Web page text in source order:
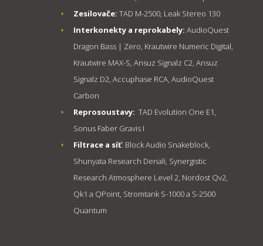
Zesilovače: TAD M-2500, Leak Stereo 130
Interkonekty a reprokabely: AudioQuest
Dragon Bass | Zero, Krautwire Numeric Digital,
Krautwire MAX-S, Ansuz Signalz C2, Ansuz
Signalz D2, Accuphase RCA, AudioQuest
Carbon
Reprosoustavy: TAD Evolution One E1,
Sonus Faber Gravis I
Filtrace a síť: Block Audio Snakeblock,
Shunyata Research Denali, Synergistic
Research Atmosphere Level 2, Nordost Qv2,
Qk1 a QPoint, Stromtank S-1000 a S-2500
Quantum